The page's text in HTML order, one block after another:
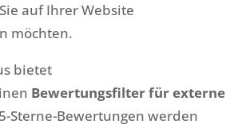
auf Ihrer Website
möchten.
bietet
Bewertungsfilter für externe
Sterne-Bewertungen werden